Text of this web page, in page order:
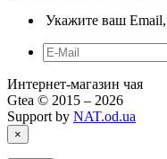
Укажите ваш
Интернет-магазин чая
Gtea © 2015 – 2026
Support by NAT.od.ua
×